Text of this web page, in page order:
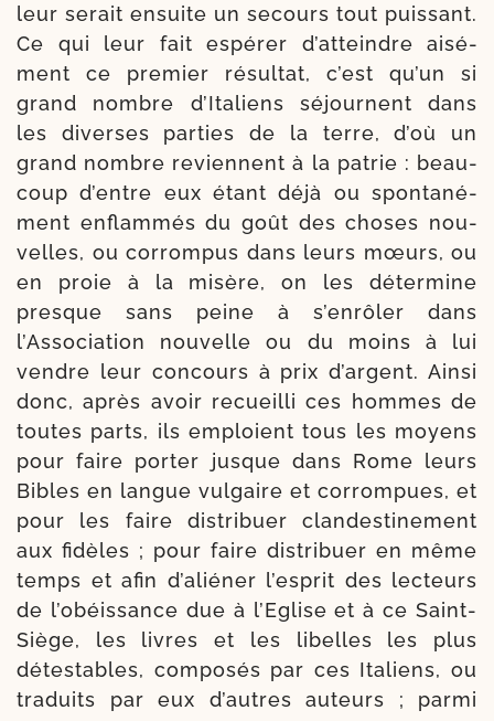
leur serait ensuite un secours tout puis­sant.
Ce qui leur fait espé­rer d’atteindre aisé­
ment ce pre­mier résul­tat, c’est qu’un si
grand nombre d’Italiens séjournent dans
les diverses par­ties de la terre, d’où un
grand nombre reviennent à la patrie : beau­
coup d’entre eux étant déjà ou spon­ta­né­
ment enflam­més du goût des choses nou­
velles, ou cor­rom­pus dans leurs mœurs, ou
en proie à la misère, on les déter­mine
presque sans peine à s’enrôler dans
l’Association nou­velle ou du moins à lui
vendre leur concours à prix d’argent. Ainsi
donc, après avoir recueilli ces hommes de
toutes parts, ils emploient tous les moyens
pour faire por­ter jusque dans Rome leurs
Bibles en langue vul­gaire et cor­rom­pues, et
pour les faire dis­tri­buer clan­des­ti­ne­ment
aux fidèles ; pour faire dis­tri­buer en même
temps et afin d’aliéner l’esprit des lec­teurs
de l’obéissance due à l’Eglise et à ce Saint-​
Siège, les livres et les libelles les plus
détes­tables, com­po­sés par ces Italiens, ou
tra­duits par eux d’au­tres auteurs ; par­mi